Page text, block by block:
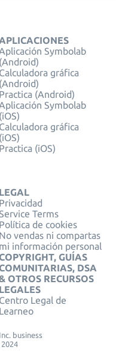
Symbolab
(Android)
Calculadora gráfica
(Android)
Practica (Android)
Symbolab
(iOS)
Calculadora gráfica
(iOS)
Practica (iOS)
LEGAL
Privacidad
Service Terms
Política de cookies
No vendas ni compartas
mi información personal
GUÍAS
DSA
OTROS RECURSOS
LEGALES
Centro Legal de
Learneo
business